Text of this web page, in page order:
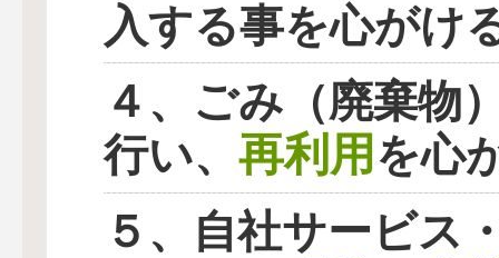
入する事を心がけ
４、ごみ（廃棄物
行い、 再利用を心
５、自社サービス